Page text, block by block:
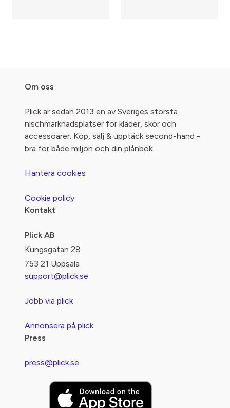
Om oss
Plick är sedan 2013 en av Sveriges största
nischmarknadsplatser för kläder, skor och
accessoarer. Köp, sälj & upptäck second-hand -
bra för både miljön och din plånbok.
Hantera cookies
Cookie policy
Kontakt
Plick AB
Kungsgatan 28
753 21 Uppsala
support@plick.se
Jobb via plick
Annonsera på plick
Press
press@plick.se